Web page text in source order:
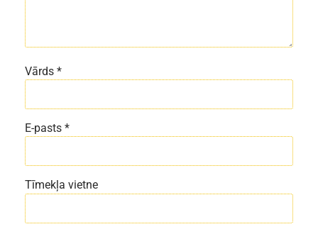
Vārds *
E-pasts *
Tīmekļa vietne